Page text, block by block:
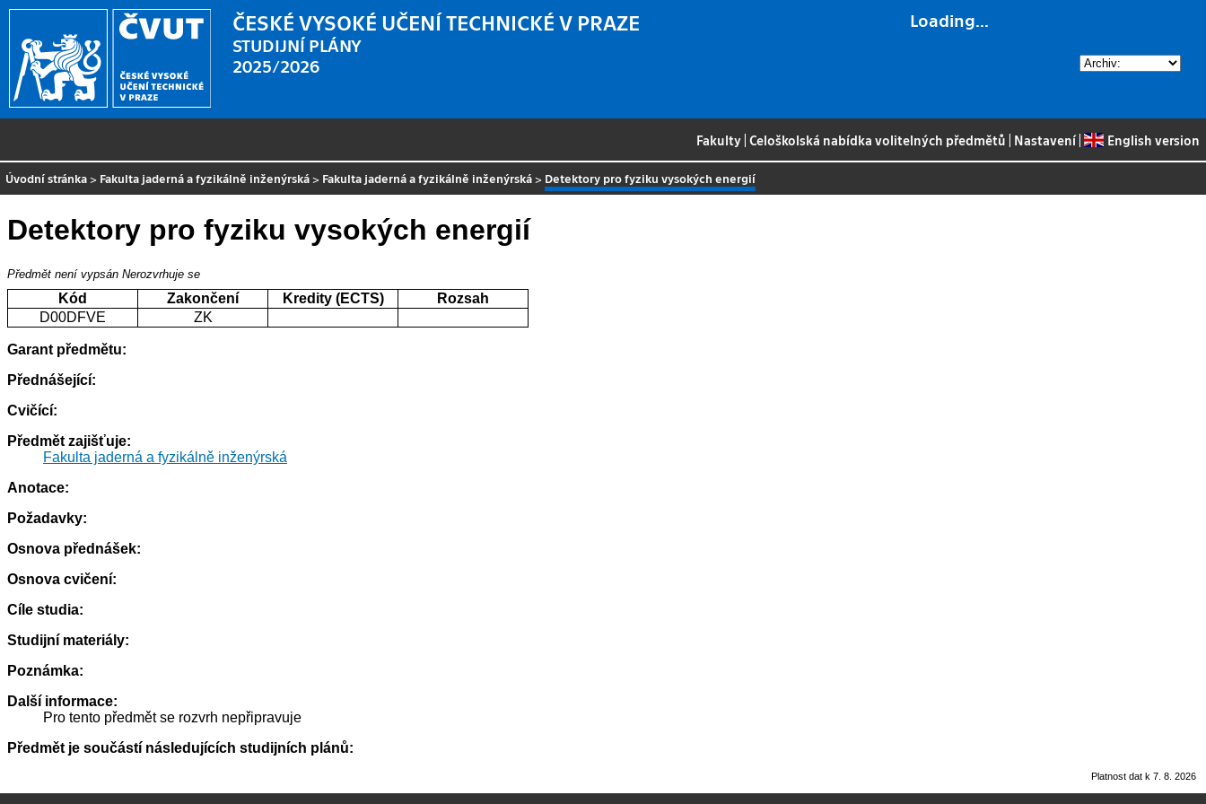
Loading...
ČESKÉ VYSOKÉ UČENÍ TECHNICKÉ V PRAZE
STUDIJNÍ PLÁNY
2025/2026
Fakulty |Celoškolská nabídka volitelných předmětů Nastavení| English version
Úvodní stránka > Fakulta jaderná a fyzikálně inženýrská > Fakulta jaderná a fyzikálně inženýrská > Detektory pro fyziku vysokých energií
Detektory pro fyziku vysokých energií
Předmět není vypsán Nerozvrhuje se
Kód Zakončení Kredity (ECTS)
Rozsah
D00DFVE
ZK
Garant předmětu:
Přednášející:
Cvičící:
Předmět zajišťuje:
Fakulta jaderná a fyzikálně inženýrská
Anotace:
Požadavky:
Osnova přednášek:
Osnova cvičení:
Cíle studia:
Studijní materiály:
Poznámka:
Další informace:
Pro tento předmět se rozvrh nepřipravuje
Předmět je součástí následujících studijních plánů:
Platnost dat k 7. 8. 2026